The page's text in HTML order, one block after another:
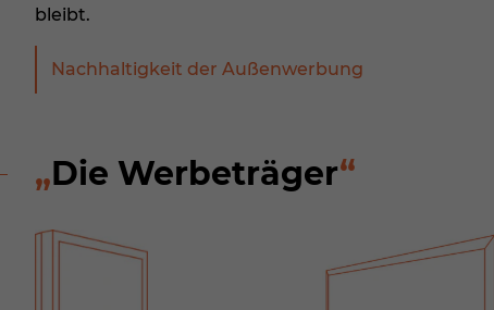
bleibt.
Nachhaltigkeit der Außenwerbung
Die Werbeträger